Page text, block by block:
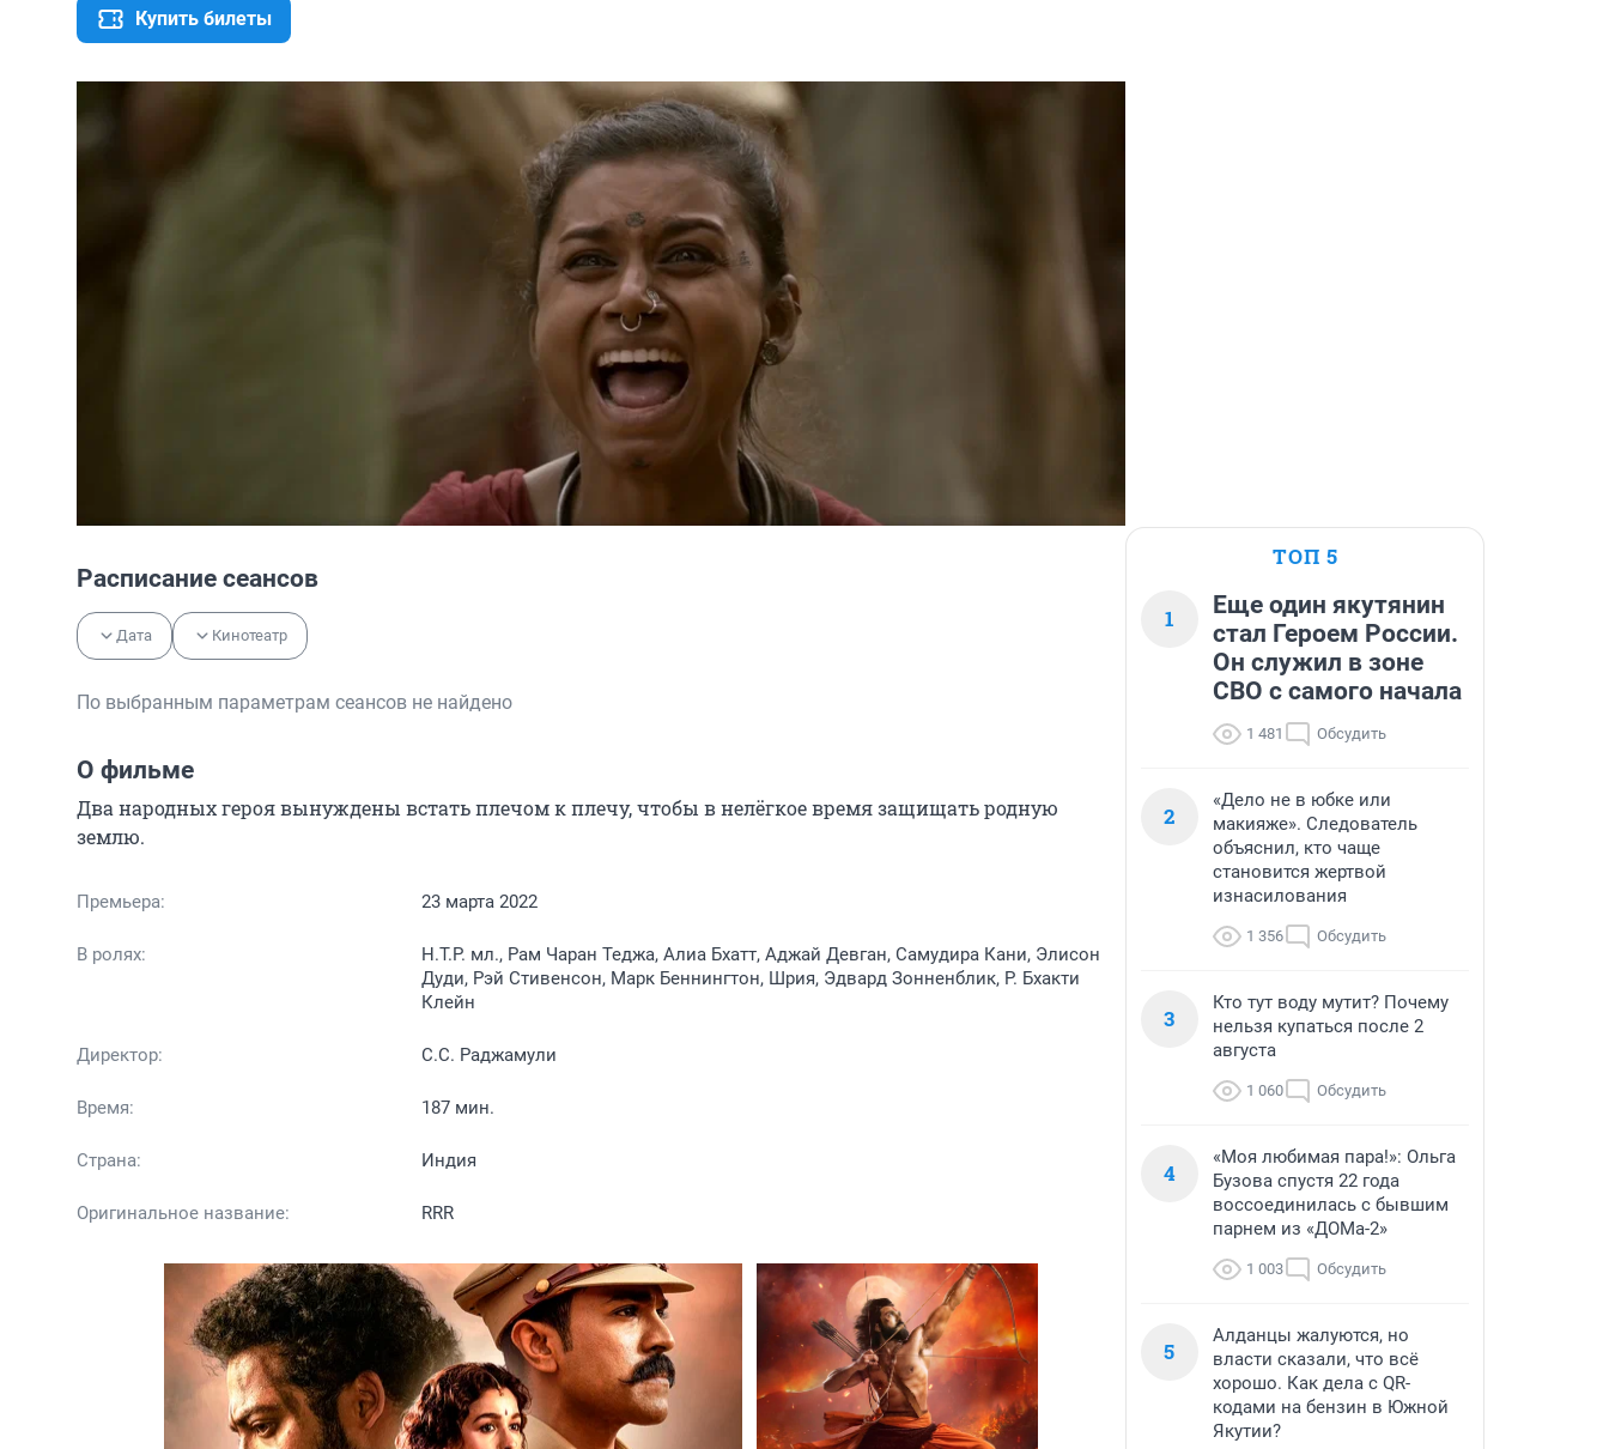
Купить билеты
Расписание сеансов
Дата Кинотеатр
По выбранным параметрам сеансов не найдено
О фильме
Два народных героя вынуждены встать плечом к плечу, чтобы в нелёгкое время защищать родную
землю.
Премьера: 23 марта 2022
В ролях:
Н.Т.Р. мл., Рам Чаран Теджа, Алиа Бхатт, Аджай Девган, Самудира Кани, Элисон
Дуди, Рэй Стивенсон, Марк Беннингтон, Шрия, Эдвард Зонненблик, Р. Бхакти
Клейн
Директор: С.С. Раджамули
Время: 187 мин.
Страна: Индия
Оригинальное название: RRR
ТОП 5
1
Еще один якутянин
стал Героем России.
Он служил в зоне
СВО с самого начала
1 481 Обсудить
2
«Дело не в юбке или
макияже». Следователь
объяснил, кто чаще
становится жертвой
изнасилования
1 356 Обсудить
3
Кто тут воду мутит? Почему
нельзя купаться после 2
августа
1 060 Обсудить
4
«Моя любимая пара!»: Ольга
Бузова спустя 22 года
воссоединилась с бывшим
парнем из «ДОМа-2»
1 003 Обсудить
5
Алданцы жалуются, но
власти сказали, что всё
хорошо. Как дела с QR-
кодами на бензин в Южной
Якутии?